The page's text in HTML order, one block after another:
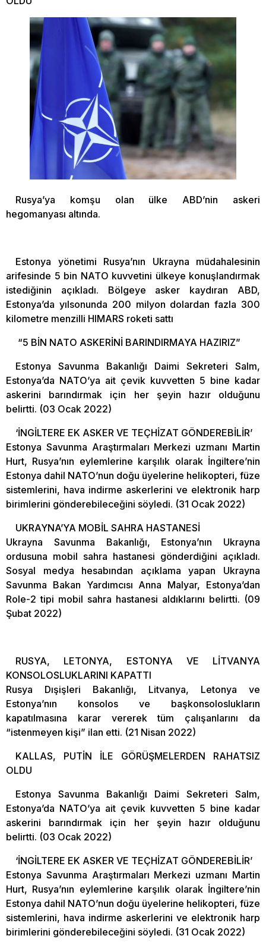
Rusya’ya komşu olan ülke ABD’nin askeri
hegomanyası altında.
Estonya yönetimi Rusya’nın Ukrayna müdahalesinin
arifesinde 5 bin NATO kuvvetini ülkeye konuşlandırmak
istediğinin açıkladı. Bölgeye asker kaydıran ABD,
Estonya’da yılsonunda 200 milyon dolardan fazla 300
kilometre menzilli HIMARS roketi sattı
“5 BİN NATO ASKERİNİ BARINDIRMAYA HAZIRIZ”
Estonya Savunma Bakanlığı Daimi Sekreteri Salm,
Estonya’da NATO’ya ait çevik kuvvetten 5 bine kadar
askerini barındırmak için her şeyin hazır olduğunu
belirtti. (03 Ocak 2022)
‘İNGİLTERE EK ASKER VE TEÇHİZAT GÖNDEREBİLİR’
Estonya Savunma Araştırmaları Merkezi uzmanı Martin
Hurt, Rusya’nın eylemlerine karşılık olarak İngiltere’nin
Estonya dahil NATO’nun doğu üyelerine helikopteri, füze
sistemlerini, hava indirme askerlerini ve elektronik harp
birimlerini gönderebileceğini söyledi. (31 Ocak 2022)
UKRAYNA’YA MOBİL SAHRA HASTANESİ
Ukrayna Savunma Bakanlığı, Estonya’nın Ukrayna
ordusuna mobil sahra hastanesi gönderdiğini açıkladı.
Sosyal medya hesabından açıklama yapan Ukrayna
Savunma Bakan Yardımcısı Anna Malyar, Estonya’dan
Role-2 tipi mobil sahra hastanesi aldıklarını belirtti. (09
Şubat 2022)
RUSYA, LETONYA, ESTONYA VE LİTVANYA
KONSOLOSLUKLARINI KAPATTI
Rusya Dışişleri Bakanlığı, Litvanya, Letonya ve
Estonya’nın konsolos ve başkonsoloslukların
kapatılmasına karar vererek tüm çalışanlarını da
“istenmeyen kişi” ilan etti. (21 Nisan 2022)
KALLAS, PUTİN İLE GÖRÜŞMELERDEN RAHATSIZ
OLDU
Estonya Savunma Bakanlığı Daimi Sekreteri Salm,
Estonya’da NATO’ya ait çevik kuvvetten 5 bine kadar
askerini barındırmak için her şeyin hazır olduğunu
belirtti. (03 Ocak 2022)
‘İNGİLTERE EK ASKER VE TEÇHİZAT GÖNDEREBİLİR’
Estonya Savunma Araştırmaları Merkezi uzmanı Martin
Hurt, Rusya’nın eylemlerine karşılık olarak İngiltere’nin
Estonya dahil NATO’nun doğu üyelerine helikopteri, füze
sistemlerini, hava indirme askerlerini ve elektronik harp
birimlerini gönderebileceğini söyledi. (31 Ocak 2022)